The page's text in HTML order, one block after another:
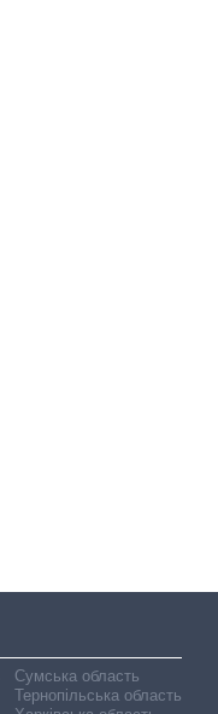
Сумська область
Тернопільська область